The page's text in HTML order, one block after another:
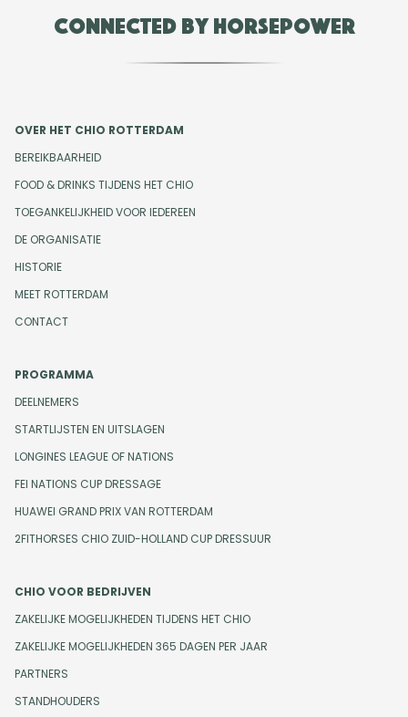
Connected by Horsepower
OVER HET CHIO ROTTERDAM
BEREIKBAARHEID
FOOD & DRINKS TIJDENS HET CHIO
TOEGANKELIJKHEID VOOR IEDEREEN
DE ORGANISATIE
HISTORIE
MEET ROTTERDAM
CONTACT
PROGRAMMA
DEELNEMERS
STARTLIJSTEN EN UITSLAGEN
LONGINES LEAGUE OF NATIONS
FEI NATIONS CUP DRESSAGE
HUAWEI GRAND PRIX VAN ROTTERDAM
2FITHORSES CHIO ZUID-HOLLAND CUP DRESSUUR
CHIO VOOR BEDRIJVEN
ZAKELIJKE MOGELIJKHEDEN TIJDENS HET CHIO
ZAKELIJKE MOGELIJKHEDEN 365 DAGEN PER JAAR
PARTNERS
STANDHOUDERS